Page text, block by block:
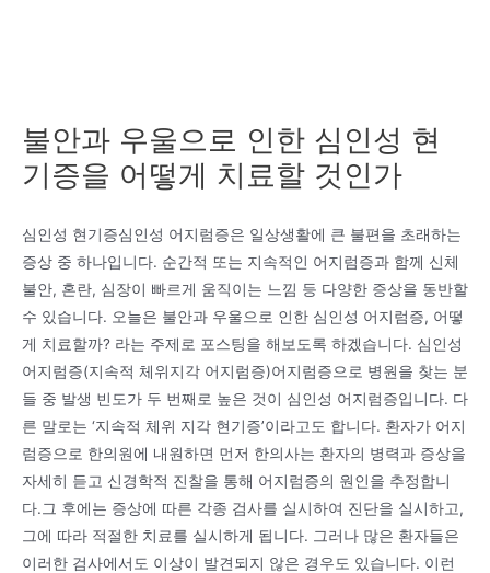
불안과 우울으로 인한 심인성 현
기증을 어떻게 치료할 것인가
심인성 현기증심인성 어지럼증은 일상생활에 큰 불편을 초래하는
증상 중 하나입니다. 순간적 또는 지속적인 어지럼증과 함께 신체
불안, 혼란, 심장이 빠르게 움직이는 느낌 등 다양한 증상을 동반할
수 있습니다. 오늘은 불안과 우울으로 인한 심인성 어지럼증, 어떻
게 치료할까? 라는 주제로 포스팅을 해보도록 하겠습니다. 심인성
어지럼증(지속적 체위지각 어지럼증)어지럼증으로 병원을 찾는 분
들 중 발생 빈도가 두 번째로 높은 것이 심인성 어지럼증입니다. 다
른 말로는 ‘지속적 체위 지각 현기증’이라고도 합니다. 환자가 어지
럼증으로 한의원에 내원하면 먼저 한의사는 환자의 병력과 증상을
자세히 듣고 신경학적 진찰을 통해 어지럼증의 원인을 추정합니
다.그 후에는 증상에 따른 각종 검사를 실시하여 진단을 실시하고,
그에 따라 적절한 치료를 실시하게 됩니다. 그러나 많은 환자들은
이러한 검사에서도 이상이 발견되지 않은 경우도 있습니다. 이런